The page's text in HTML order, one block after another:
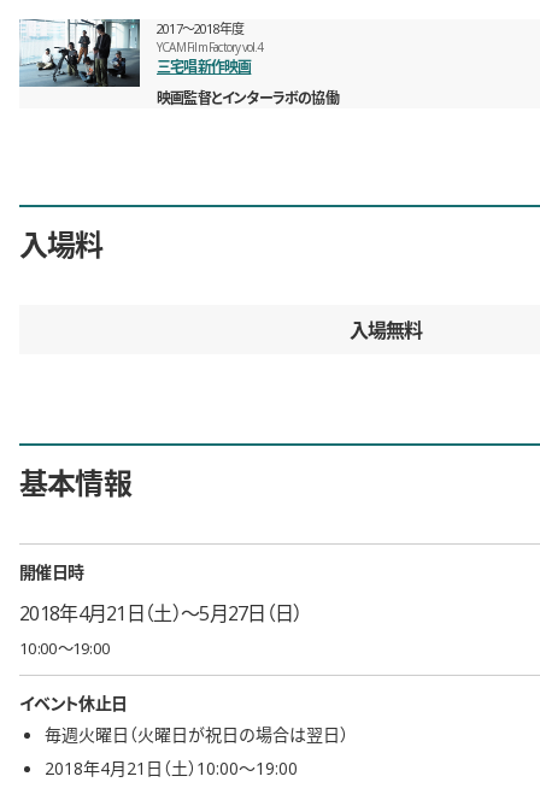
2017〜2018年度
YCAM Film Factory vol.4
三宅唱新作映画
映画監督とインターラボの協働
入場料
入場無料
基本情報
開催日時
2018年4月21日（土）〜5月27日（日）
10:00〜19:00
イベント休止日
毎週火曜日（火曜日が祝日の場合は翌日）
2018年4月21日（土）10:00〜19:00